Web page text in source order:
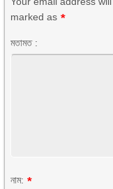
marked as *
মতামত :
নাম: *